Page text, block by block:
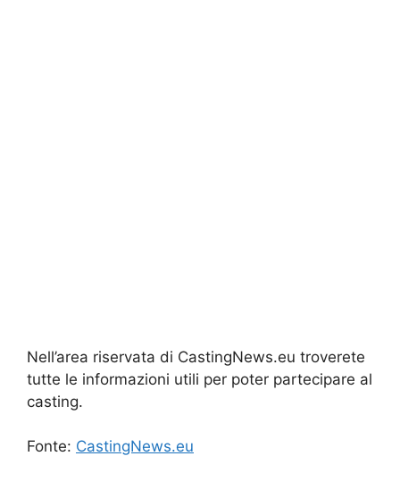
Nell’area riservata di CastingNews.eu troverete
tutte le informazioni utili per poter partecipare al
casting.
Fonte: CastingNews.eu